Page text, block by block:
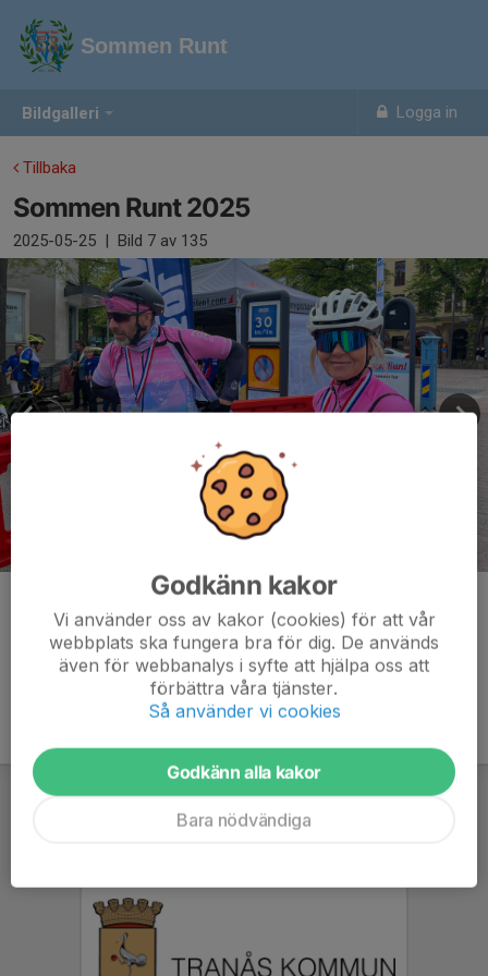
Bildgalleri Logga in
Sommen Runt
Tillbaka
Sommen Runt 2025
2025-05-25 | Bild 7 av 135
Godkänn kakor
Vi använder oss av kakor (cookies) för att vår
webbplats ska fungera bra för dig. De används
även för webbanalys i syfte att hjälpa oss att
förbättra våra tjänster.
Så använder vi cookies
Godkänn alla kakor
Bara nödvändiga